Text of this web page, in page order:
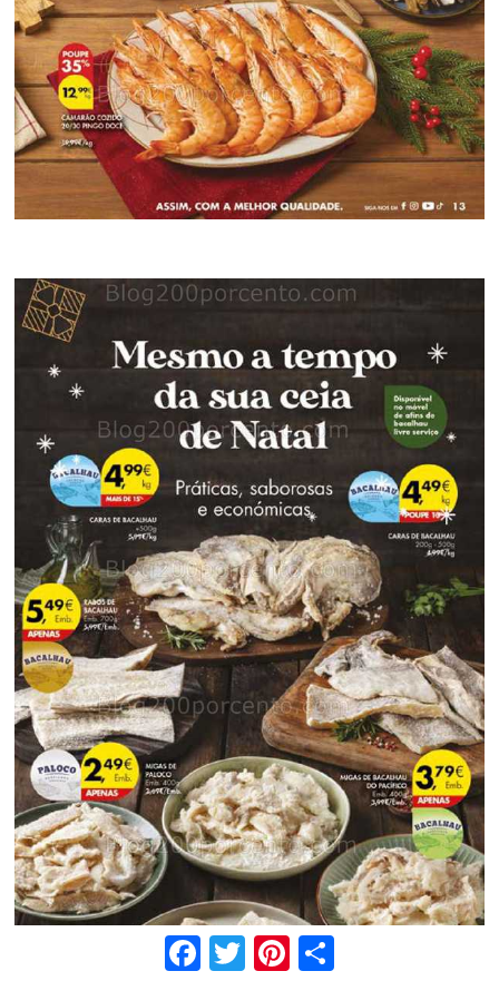
Facebook Twitter Pinterest